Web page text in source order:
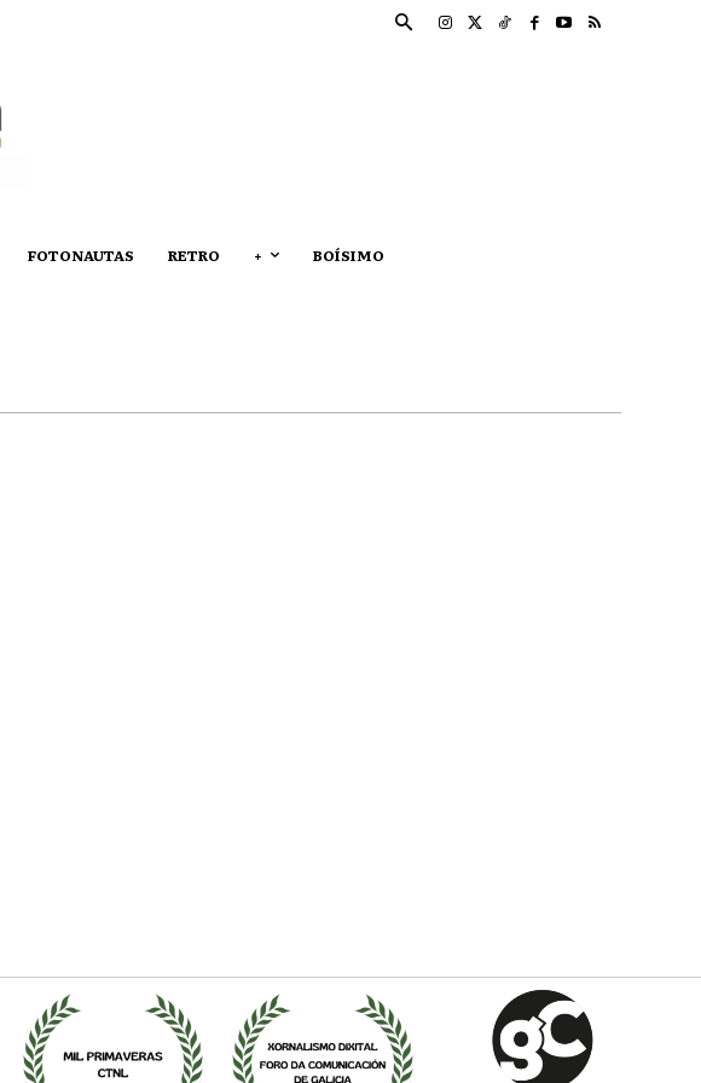
FOTONAUTAS RETRO + BOÍSIMO